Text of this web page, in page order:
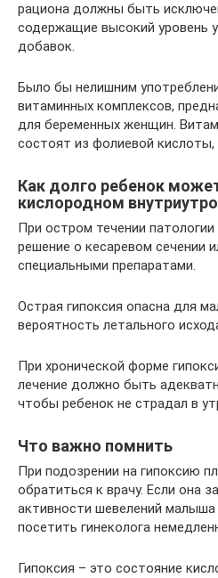
рациона должны быть
содержащие высокий уровень
добавок.
Было бы нелишним
витаминных комплексов,
для беременных женщин.
состоят из фолиевой кислоты,
Как долго ребенок
кислородном
При остром течении
решение о кесаревом сечении
специальными препаратами.
Острая гипоксия опасна для
вероятность летального
При хронической форме
лечение должно быть
чтобы ребенок не страдал в
Что важно помнить
При подозрении на гипоксию
обратиться к врачу. Если она
активности шевелений
посетить гинеколога
Гипоксия – это состояние